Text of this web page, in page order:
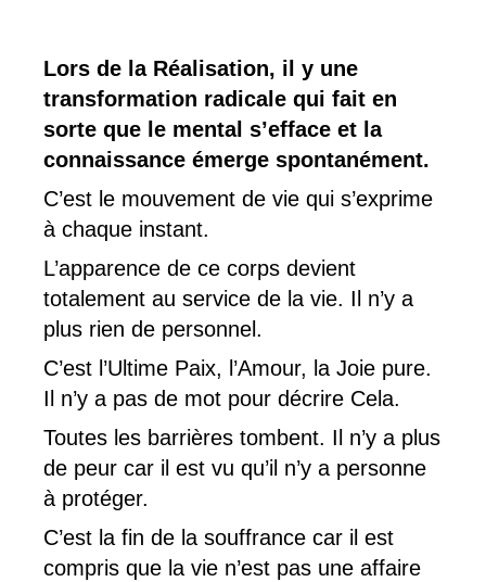
Lors de la Réalisation, il y une
transformation radicale qui fait en
sorte que le mental s’efface et la
connaissance émerge spontanément.
C’est le mouvement de vie qui s’exprime
à chaque instant.
L’apparence de ce corps devient
totalement au service de la vie. Il n’y a
plus rien de personnel.
C’est l’Ultime Paix, l’Amour, la Joie pure.
Il n’y a pas de mot pour décrire Cela.
Toutes les barrières tombent. Il n’y a plus
de peur car il est vu qu’il n’y a personne
à protéger.
C’est la fin de la souffrance car il est
compris que la vie n’est pas une affaire